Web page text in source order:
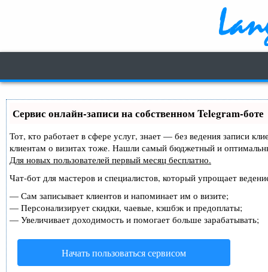
Сервис онлайн-записи на собственном Telegram-боте
Тот, кто работает в сфере услуг, знает — без ведения записи
клиентам о визитах тоже. Нашли самый бюджетный и
Для новых пользователей первый месяц бесплатно.
Чат-бот для мастеров и специалистов, который упрощает
— Сам записывает клиентов и напоминает им о визите;
— Персонализирует скидки, чаевые, кэшбэк и предоплаты;
— Увеличивает доходимость и помогает больше зарабатывать;
Начать пользоваться сервисом